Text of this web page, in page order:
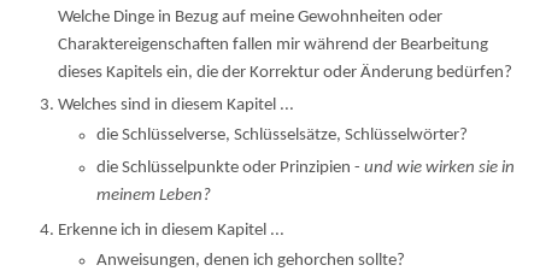
Welche Dinge in Bezug auf meine Gewohnheiten oder
Charaktereigenschaften fallen mir während der Bearbeitung
dieses Kapitels ein, die der Korrektur oder Änderung bedürfen?
Welches sind in diesem Kapitel ...
die Schlüsselverse, Schlüsselsätze, Schlüsselwörter?
die Schlüsselpunkte oder Prinzipien -und wie wirken sie in
meinem Leben?
Erkenne ich in diesem Kapitel ...
Anweisungen, denen ich gehorchen sollte?